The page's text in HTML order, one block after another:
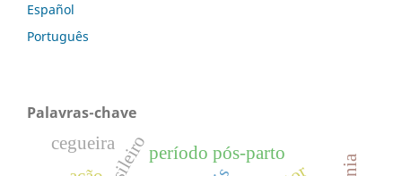
Español
Português
Palavras-chave
período pós-parto
cegueira